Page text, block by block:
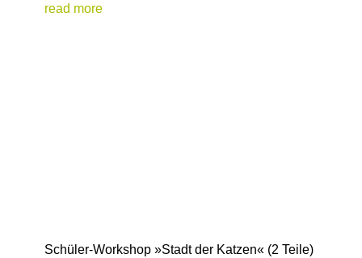
read more
Schüler-Workshop »Stadt der Katzen« (2 Teile)